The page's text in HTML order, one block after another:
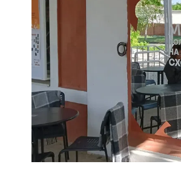
ПОЛІЦІЯ ПОЛТАВЩИНИ
ЛЮДМИЛУ ТИМЧЕНКО
26 листопада 2025 0